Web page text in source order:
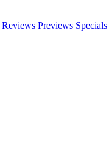
Reviews Previews Specials